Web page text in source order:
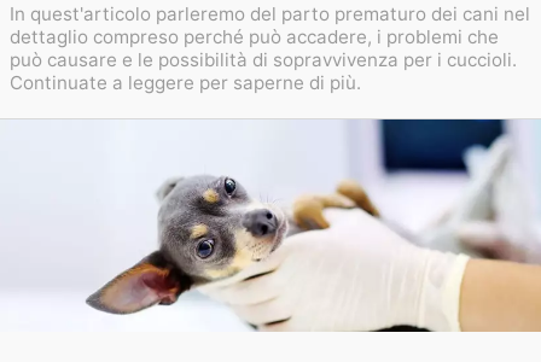
In quest'articolo parleremo del parto prematuro dei cani nel
dettaglio compreso perché può accadere, i problemi che
può causare e le possibilità di sopravvivenza per i cuccioli.
Continuate a leggere per saperne di più.